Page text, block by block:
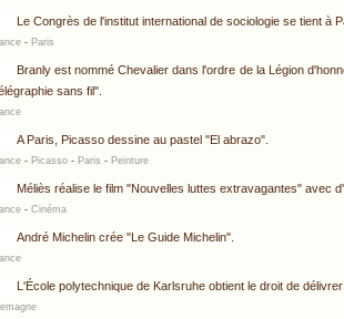
Le Congrès de l'institut international de sociologie se tient à
- Paris
Branly est nommé Chevalier dans l'ordre de la Légion
sans fil".
A Paris, Picasso dessine au pastel "El abrazo".
- Picasso - Paris - Peinture
Méliès réalise le film "Nouvelles luttes extravagantes" avec
- Cinéma
André Michelin crée "Le Guide Michelin".
L'École polytechnique de Karlsruhe obtient le droit de